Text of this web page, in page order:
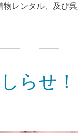
レンタル、及び
らせ！